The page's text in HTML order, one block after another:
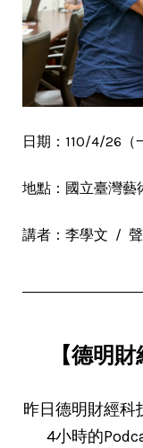
日期：110/4/26（
地點：國立臺灣藝
講者：李學文 /
【德明
昨日德明財經科
4小時的